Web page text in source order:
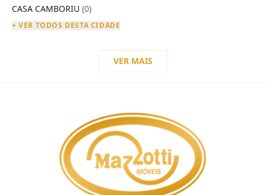
CASA CAMBORIU (0)
+ VER TODOS DESTA CIDADE
VER MAIS